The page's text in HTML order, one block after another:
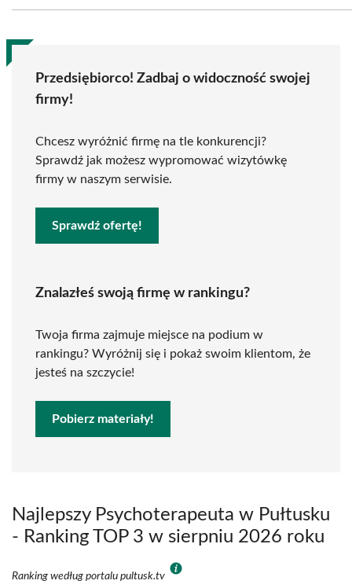
Przedsiębiorco! Zadbaj o widoczność swojej
firmy!
Chcesz wyróżnić firmę na tle konkurencji?
Sprawdź jak możesz wypromować wizytówkę
firmy w naszym serwisie.
Sprawdź ofertę!
Znalazłeś swoją firmę w rankingu?
Twoja firma zajmuje miejsce na podium w
rankingu? Wyróżnij się i pokaż swoim klientom, że
jesteś na szczycie!
Pobierz materiały!
Najlepszy Psychoterapeuta w Pułtusku
- Ranking TOP 3 w sierpniu 2026 roku
Ranking według portalu pultusk.tv